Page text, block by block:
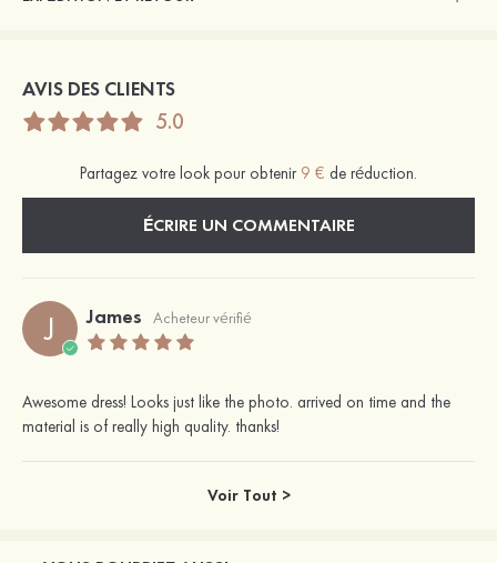
AVIS DES CLIENTS
5.0
Partagez votre look pour obtenir 9 € de réduction.
ÉCRIRE UN COMMENTAIRE
J James Acheteur vérifié
Awesome dress! Looks just like the photo. arrived on time and the
material is of really high quality. thanks!
Voir Tout >